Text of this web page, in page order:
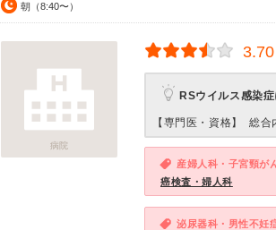
朝（8:40〜）
病院
3.70
RSウイルス感染
【専門医・資格】 総合
産婦人科・子宮頸が
癌検査・婦人科
泌尿器科・男性不妊